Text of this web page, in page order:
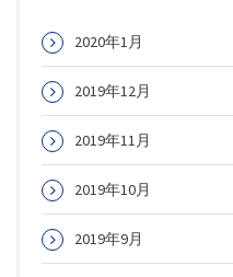
2020年1月
2019年12月
2019年11月
2019年10月
2019年9月